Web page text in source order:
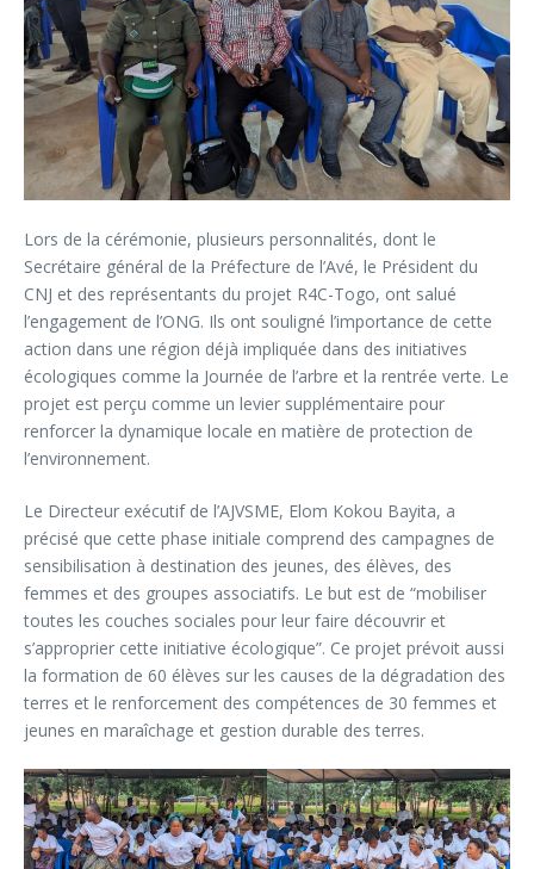
Lors de la cérémonie, plusieurs personnalités, dont le
Secrétaire général de la Préfecture de l’Avé, le Président du
CNJ et des représentants du projet R4C-Togo, ont salué
l’engagement de l’ONG. Ils ont souligné l’importance de cette
action dans une région déjà impliquée dans des initiatives
écologiques comme la Journée de l’arbre et la rentrée verte. Le
projet est perçu comme un levier supplémentaire pour
renforcer la dynamique locale en matière de protection de
l’environnement.
Le Directeur exécutif de l’AJVSME, Elom Kokou Bayita, a
précisé que cette phase initiale comprend des campagnes de
sensibilisation à destination des jeunes, des élèves, des
femmes et des groupes associatifs. Le but est de “mobiliser
toutes les couches sociales pour leur faire découvrir et
s’approprier cette initiative écologique”. Ce projet prévoit aussi
la formation de 60 élèves sur les causes de la dégradation des
terres et le renforcement des compétences de 30 femmes et
jeunes en maraîchage et gestion durable des terres.